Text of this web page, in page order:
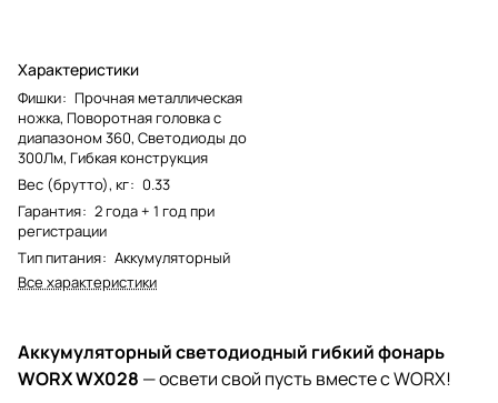
Характеристики
Фишки: Прочная металлическая
ножка, Поворотная головка с
диапазоном 360, Светодиоды до
300Лм, Гибкая конструкция
Вес (брутто), кг: 0.33
Гарантия: 2 года + 1 год при
регистрации
Тип питания: Аккумуляторный
Все характеристики
Аккумуляторный светодиодный гибкий фонарь
WORX WX028 — освети свой пусть вместе с WORX!